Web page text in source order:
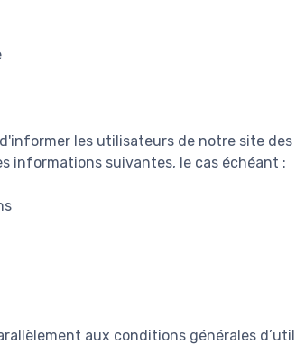
les utilisateurs de notre site des
informations suivantes, le cas échéant :
aux conditions générales